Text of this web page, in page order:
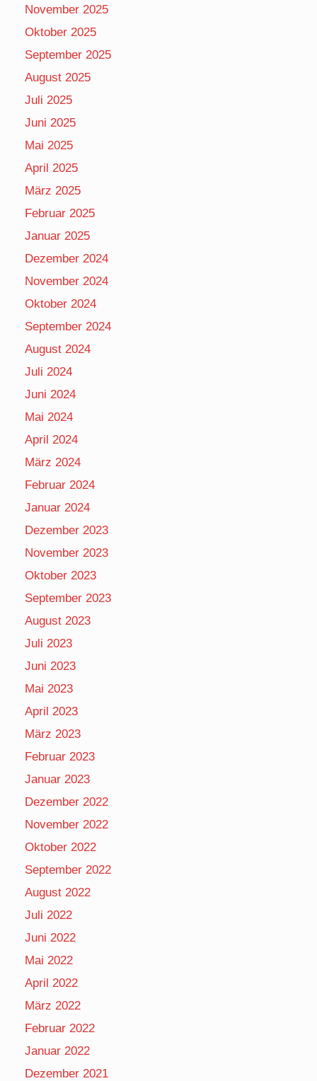
November 2025
Oktober 2025
September 2025
August 2025
Juli 2025
Juni 2025
Mai 2025
April 2025
März 2025
Februar 2025
Januar 2025
Dezember 2024
November 2024
Oktober 2024
September 2024
August 2024
Juli 2024
Juni 2024
Mai 2024
April 2024
März 2024
Februar 2024
Januar 2024
Dezember 2023
November 2023
Oktober 2023
September 2023
August 2023
Juli 2023
Juni 2023
Mai 2023
April 2023
März 2023
Februar 2023
Januar 2023
Dezember 2022
November 2022
Oktober 2022
September 2022
August 2022
Juli 2022
Juni 2022
Mai 2022
April 2022
März 2022
Februar 2022
Januar 2022
Dezember 2021